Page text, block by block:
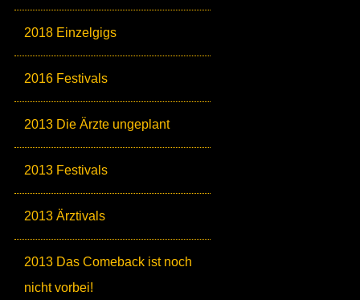
2018 Einzelgigs
2016 Festivals
2013 Die Ärzte ungeplant
2013 Festivals
2013 Ärztivals
2013 Das Comeback ist noch
nicht vorbei!